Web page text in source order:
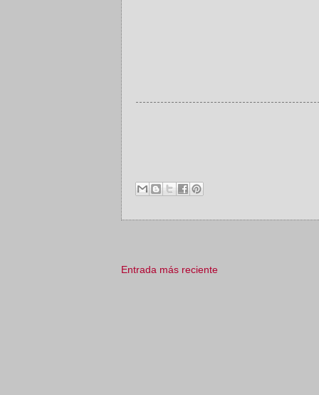
Entrada más reciente